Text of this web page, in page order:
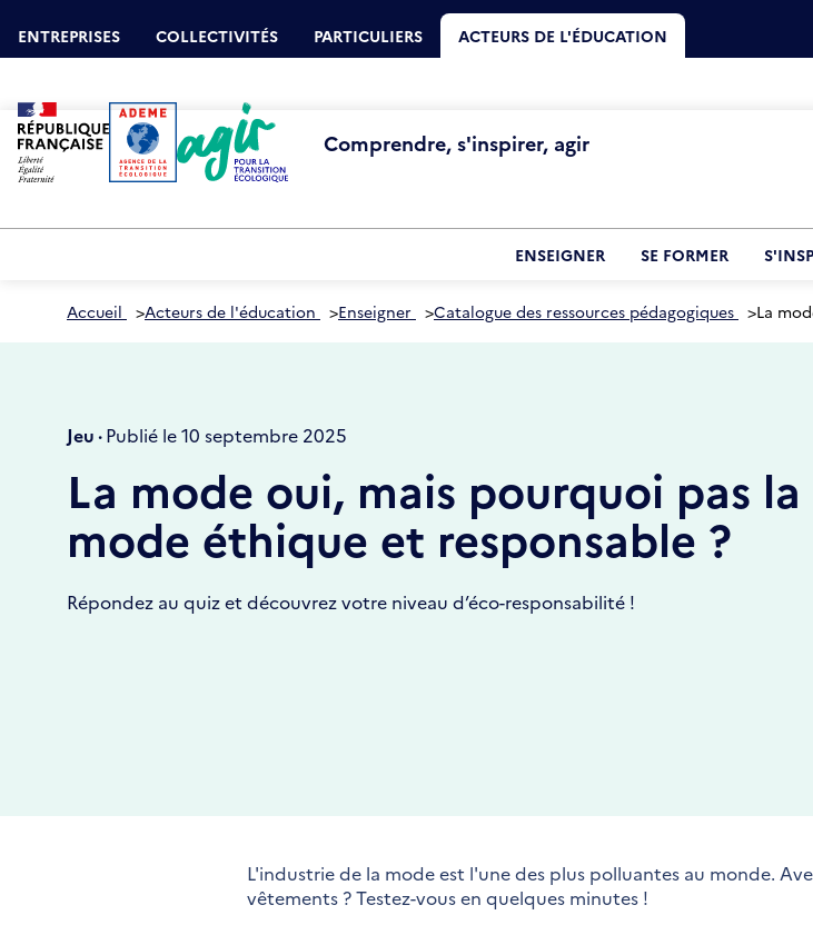
au
contenu
principal
ENTREPRISES COLLECTIVITÉS PARTICULIERS ACTEURS DE L'ÉDUCATION
Comprendre, s'inspirer, agir
ENSEIGNER SE FORMER
Accueil >Acteurs de l'éducation >Enseigner >Catalogue des ressources pédagogiques >La
Jeu ·Publié le 10 septembre 2025
La mode oui, mais pourquoi pas la
mode éthique et responsable ?
Répondez au quiz et découvrez votre niveau d’éco-responsabilité !
L'industrie de la mode est l'une des plus polluantes au monde.
vêtements ? Testez-vous en quelques minutes !